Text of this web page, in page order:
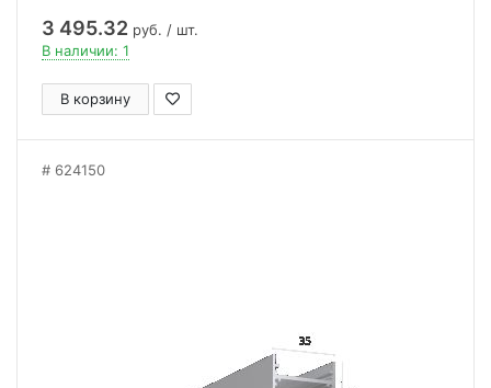
3 495.32 руб. / шт.
В наличии: 1
В корзину
624150